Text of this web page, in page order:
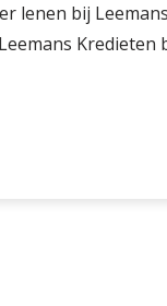
lenen bij